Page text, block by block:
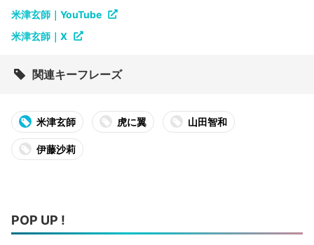
米津玄師｜YouTube
米津玄師｜X
関連キーフレーズ
米津玄師 虎に翼 山田智和
伊藤沙莉
POP UP !